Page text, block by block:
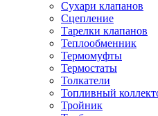
Сухари клапанов
Сцепление
Тарелки клапанов
Теплообменник
Термомуфты
Термостаты
Толкатели
Топливный
Тройник